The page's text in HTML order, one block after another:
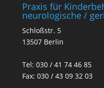
Praxis für
neurologische /
Schloßstr. 5
13507 Berlin
Tel: 030 / 41 74 46 85
Fax: 030 / 43 09 32 03